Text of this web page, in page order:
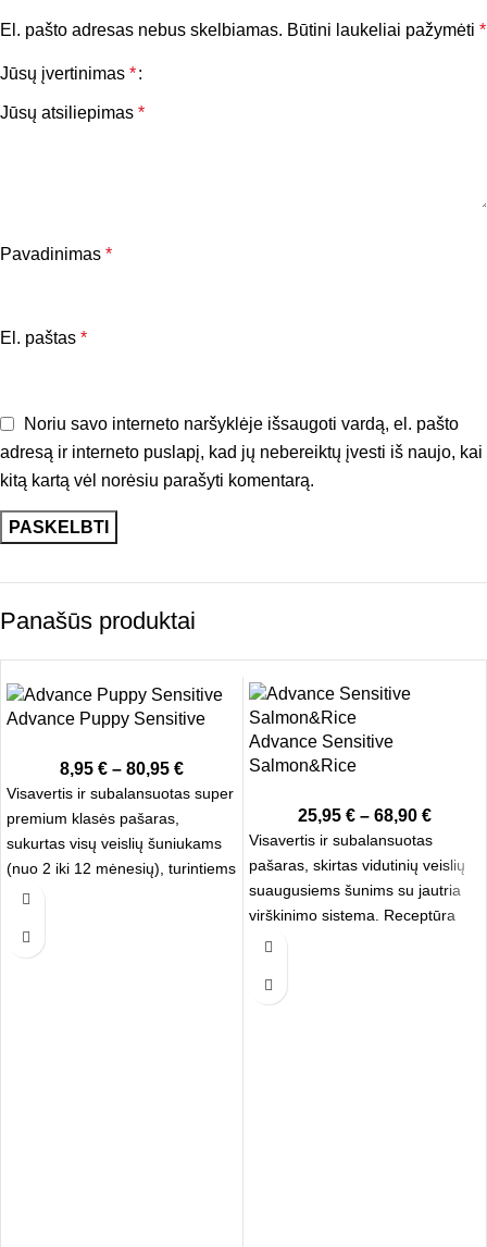
El. pašto adresas nebus skelbiamas. Būtini laukeliai pažymėti *
Jūsų įvertinimas *
Jūsų atsiliepimas *
Pavadinimas *
El. paštas *
Noriu savo interneto naršyklėje išsaugoti vardą, el. pašto
adresą ir interneto puslapį, kad jų nebereiktų įvesti iš naujo, kai
kitą kartą vėl norėsiu parašyti komentarą.
Panašūs produktai
Advance Puppy Sensitive
8,95 € – 80,95 €
Visavertis ir subalansuotas super
premium klasės pašaras,
sukurtas visų veislių šuniukams
(nuo 2 iki 12 mėnesių), turintiems
jautrią virškinimo sistemą ar odos
ir vienas baltymų šaltinis užtikrina
Advance Sensitive
Salmon&Rice
25,95 € – 68,90 €
Visavertis ir subalansuotas
pašaras, skirtas vidutinių veislių
suaugusiems šunims su jautria
virškinimo sistema. Receptūra
sukurta atsižvelgiant į šunų su
problemomis poreikius.